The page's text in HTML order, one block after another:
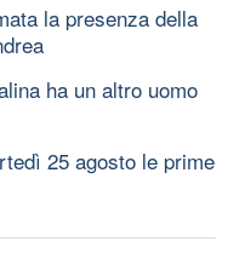
la presenza della
ha un altro uomo
25 agosto le prime